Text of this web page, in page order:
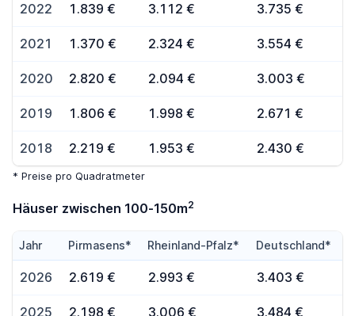
2022 1.839 € 3.112 € 3.735 €
2021 1.370 € 2.324 € 3.554 €
2020 2.820 € 2.094 € 3.003 €
2019 1.806 € 1.998 € 2.671 €
2018 2.219 € 1.953 € 2.430 €
* Preise pro Quadratmeter
Häuser zwischen 100-150m2
Jahr Pirmasens* Rheinland-Pfalz* Deutschland*
2026 2.619 € 2.993 € 3.403 €
2025 2.198 € 3.006 € 3.484 €